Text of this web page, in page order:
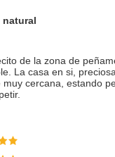
natural
de la zona de
La casa en si,
cercana, estando